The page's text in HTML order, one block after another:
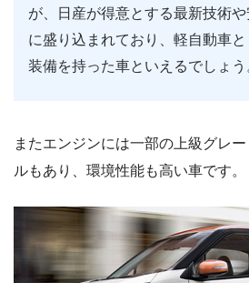
が、日産が得意とする最新技術
に盛り込まれており、軽自動車
装備を持った車といえるでしょう
またエンジンには一部の上級グレ
ルもあり、環境性能も高い車です。